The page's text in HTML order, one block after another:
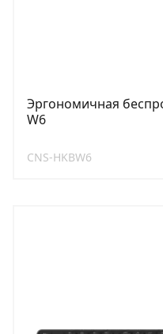
Эргономичная
W6
CNS-HKBW6